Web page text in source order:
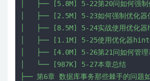
│   ├── [5.8M] 5-22第20问如何强制
│   ├── [2.5M] 5-23如何强制优化器
│   ├── [8.5M] 5-24实战使用优化
│   ├── [1.1M] 5-25使用优化器hint
│   ├── [4.0M] 5-26第21问如何管理
│   └── [987K] 5-27本章总结
├── 第6章 数据库事务那些棘手的问题